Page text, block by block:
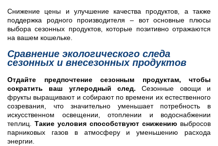
Снижение цены и улучшение качества продуктов, а также
поддержка родного производителя – вот основные плюсы
выбора сезонных продуктов, которые позитивно отражаются
на вашем кошельке.
Сравнение экологического следа
сезонных и внесезонных продуктов
Отдайте предпочтение сезонным продуктам, чтобы
сократить ваш углеродный след. Сезонные овощи и
фрукты выращивают и собирают по времени их естественного
созревания, что значительно уменьшает потребность в
искусственном освещении, отоплении и водоснабжении
теплиц. Такие условия способствуют снижению выбросов
парниковых газов в атмосферу и уменьшению расхода
энергии.